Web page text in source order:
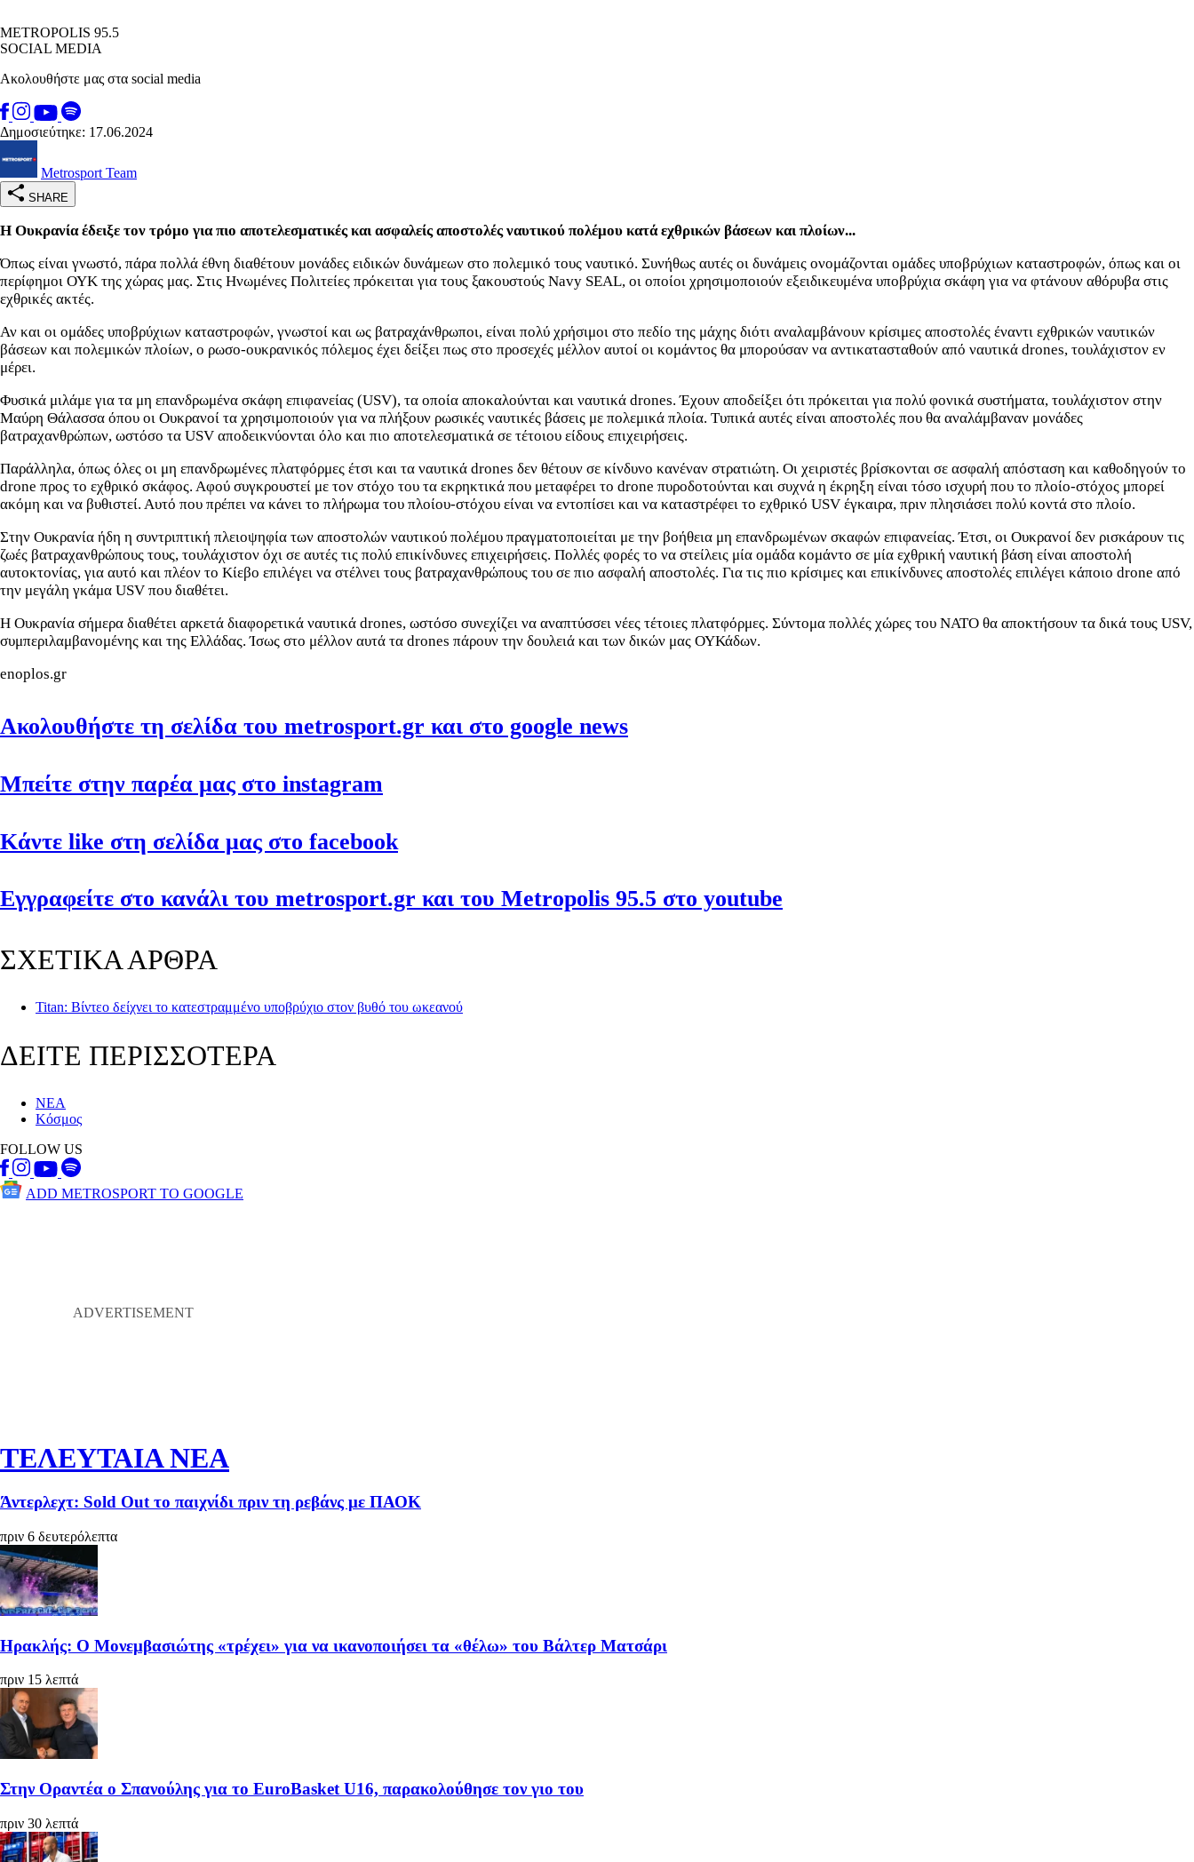
METROPOLIS 95.5
SOCIAL MEDIA
Ακολουθήστε μας στα social media
Δημοσιεύτηκε: 17.06.2024
Metrosport Team
SHARE
Η Ουκρανία έδειξε τον τρόμο για πιο αποτελεσματικές και ασφαλείς αποστολές ναυτικού πολέμου κατά εχθρικών βάσεων και πλοίων...
Όπως είναι γνωστό, πάρα πολλά έθνη διαθέτουν μονάδες ειδικών δυνάμεων στο πολεμικό τους ναυτικό. Συνήθως αυτές οι δυνάμεις ονομάζονται ομάδες υποβρύχιων καταστροφών, όπως και οι
περίφημοι ΟΥΚ της χώρας μας. Στις Ηνωμένες Πολιτείες πρόκειται για τους ξακουστούς Navy SEAL, οι οποίοι χρησιμοποιούν εξειδικευμένα υποβρύχια σκάφη για να φτάνουν αθόρυβα στις
εχθρικές ακτές.
Αν και οι ομάδες υποβρύχιων καταστροφών, γνωστοί και ως βατραχάνθρωποι, είναι πολύ χρήσιμοι στο πεδίο της μάχης διότι αναλαμβάνουν κρίσιμες αποστολές έναντι εχθρικών ναυτικών
βάσεων και πολεμικών πλοίων, ο ρωσο-ουκρανικός πόλεμος έχει δείξει πως στο προσεχές μέλλον αυτοί οι κομάντος θα μπορούσαν να αντικατασταθούν από ναυτικά drones, τουλάχιστον εν
μέρει.
Φυσικά μιλάμε για τα μη επανδρωμένα σκάφη επιφανείας (USV), τα οποία αποκαλούνται και ναυτικά drones. Έχουν αποδείξει ότι πρόκειται για πολύ φονικά συστήματα, τουλάχιστον στην
Μαύρη Θάλασσα όπου οι Ουκρανοί τα χρησιμοποιούν για να πλήξουν ρωσικές ναυτικές βάσεις με πολεμικά πλοία. Τυπικά αυτές είναι αποστολές που θα αναλάμβαναν μονάδες
βατραχανθρώπων, ωστόσο τα USV αποδεικνύονται όλο και πιο αποτελεσματικά σε τέτοιου είδους επιχειρήσεις.
Παράλληλα, όπως όλες οι μη επανδρωμένες πλατφόρμες έτσι και τα ναυτικά drones δεν θέτουν σε κίνδυνο κανέναν στρατιώτη. Οι χειριστές βρίσκονται σε ασφαλή απόσταση και καθοδηγούν το
drone προς το εχθρικό σκάφος. Αφού συγκρουστεί με τον στόχο του τα εκρηκτικά που μεταφέρει το drone πυροδοτούνται και συχνά η έκρηξη είναι τόσο ισχυρή που το πλοίο-στόχος μπορεί
ακόμη και να βυθιστεί. Αυτό που πρέπει να κάνει το πλήρωμα του πλοίου-στόχου είναι να εντοπίσει και να καταστρέφει το εχθρικό USV έγκαιρα, πριν πλησιάσει πολύ κοντά στο πλοίο.
Στην Ουκρανία ήδη η συντριπτική πλειοψηφία των αποστολών ναυτικού πολέμου πραγματοποιείται με την βοήθεια μη επανδρωμένων σκαφών επιφανείας. Έτσι, οι Ουκρανοί δεν ρισκάρουν τις
ζωές βατραχανθρώπους τους, τουλάχιστον όχι σε αυτές τις πολύ επικίνδυνες επιχειρήσεις. Πολλές φορές το να στείλεις μία ομάδα κομάντο σε μία εχθρική ναυτική βάση είναι αποστολή
αυτοκτονίας, για αυτό και πλέον το Κίεβο επιλέγει να στέλνει τους βατραχανθρώπους του σε πιο ασφαλή αποστολές. Για τις πιο κρίσιμες και επικίνδυνες αποστολές επιλέγει κάποιο drone από
την μεγάλη γκάμα USV που διαθέτει.
Η Ουκρανία σήμερα διαθέτει αρκετά διαφορετικά ναυτικά drones, ωστόσο συνεχίζει να αναπτύσσει νέες τέτοιες πλατφόρμες. Σύντομα πολλές χώρες του ΝΑΤΟ θα αποκτήσουν τα δικά τους USV,
συμπεριλαμβανομένης και της Ελλάδας. Ίσως στο μέλλον αυτά τα drones πάρουν την δουλειά και των δικών μας ΟΥΚάδων.
enoplos.gr
Ακολουθήστε τη σελίδα του metrosport.gr και στο google news
Μπείτε στην παρέα μας στο instagram
Κάντε like στη σελίδα μας στο facebook
Εγγραφείτε στο κανάλι του metrosport.gr και του Metropolis 95.5 στο youtube
ΣΧΕΤΙΚΑ ΑΡΘΡΑ
Titan: Βίντεο δείχνει το κατεστραμμένο υποβρύχιο στον βυθό του ωκεανού
ΔΕΙΤΕ ΠΕΡΙΣΣΟΤΕΡΑ
ΝΕΑ
Κόσμος
FOLLOW US
ADD METROSPORT TO GOOGLE
ΤΕΛΕΥΤΑΙΑ ΝΕΑ
Άντερλεχτ: Sold Out το παιχνίδι πριν τη ρεβάνς με ΠΑΟΚ
πριν 6 δευτερόλεπτα
Ηρακλής: Ο Μονεμβασιώτης «τρέχει» για να ικανοποιήσει τα «θέλω» του Βάλτερ Ματσάρι
πριν 15 λεπτά
Στην Οραντέα ο Σπανούλης για το EuroBasket U16, παρακολούθησε τον γιο του
πριν 30 λεπτά